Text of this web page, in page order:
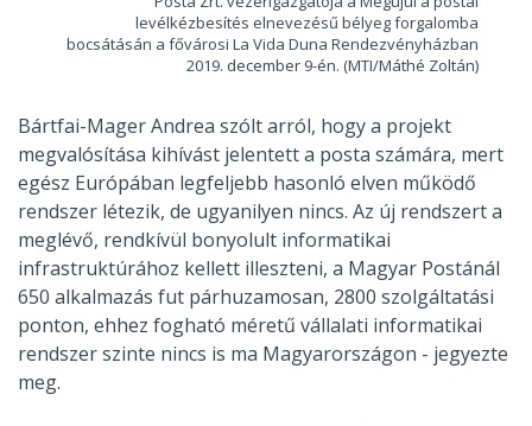
levélkézbesítés elnevezésű bélyeg forgalomba
bocsátásán a fővárosi La Vida Duna Rendezvényházban
2019. december 9-én. (MTI/Máthé Zoltán)
Bártfai-Mager Andrea szólt arról, hogy a projekt
megvalósítása kihívást jelentett a posta számára, mert
egész Európában legfeljebb hasonló elven működő
rendszer létezik, de ugyanilyen nincs. Az új rendszert a
meglévő, rendkívül bonyolult informatikai
infrastruktúrához kellett illeszteni, a Magyar Postánál
650 alkalmazás fut párhuzamosan, 2800 szolgáltatási
ponton, ehhez fogható méretű vállalati informatikai
rendszer szinte nincs is ma Magyarországon - jegyezte
meg.